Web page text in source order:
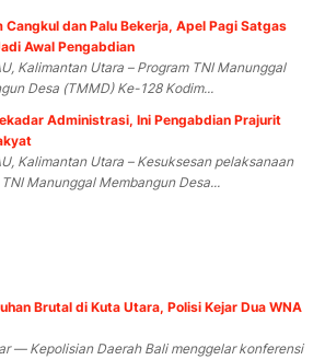
Cangkul dan Palu Bekerja, Apel Pagi Satgas
Awal Pengabdian
Kalimantan Utara – Program TNI Manunggal
Desa (TMMD) Ke-128 Kodim...
Administrasi, Ini Pengabdian Prajurit
Kalimantan Utara – Kesuksesan pelaksanaan
Manunggal Membangun Desa...
Brutal di Kuta Utara, Polisi Kejar Dua WNA
— Kepolisian Daerah Bali menggelar konferensi